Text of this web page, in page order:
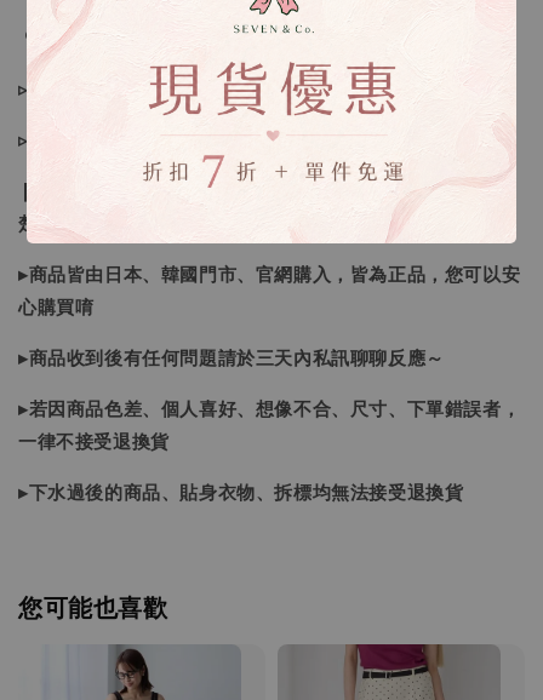
🔍IG搜尋：Sevenjewelry.co
▹現貨商品１～３日內寄出
▹預購商品７～２１日（不含假日）寄出，如遇缺貨請見諒！
❙ 本賣場不接受下標後要求取消訂單（下標前請三思與看清
楚）❙
▸商品皆由日本、韓國門市、官網購入，皆為正品，您可以安
心購買唷
▸商品收到後有任何問題請於三天內私訊聊聊反應～
▸若因商品色差、個人喜好、想像不合、尺寸、下單錯誤者，
一律不接受退換貨
▸下水過後的商品、貼身衣物、拆標均無法接受退換貨
您可能也喜歡